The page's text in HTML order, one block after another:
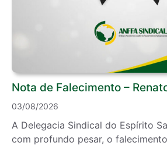
Nota de Falecimento –
03/08/2026
A Delegacia Sindical do Espírito
com profundo pesar, o